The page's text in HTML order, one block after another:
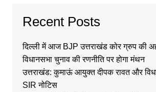
Recent Posts
दिल्ली में आज BJP उत्तराखंड कोर ग्रुप की
विधानसभा चुनाव की रणनीति पर होगा मंथन
उत्तराखंड: कुमाऊं आयुक्त दीपक रावत और
SIR नोटिस